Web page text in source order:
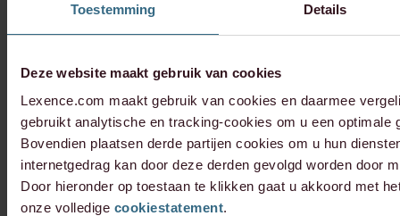
Toestemming Details
Deze website maakt gebruik van cookies
Lexence.com maakt gebruik van cookies en daarmee
gebruikt analytische en tracking-cookies om u een optimale
Bovendien plaatsen derde partijen cookies om u hun
internetgedrag kan door deze derden gevolgd worden door
Door hieronder op toestaan te klikken gaat u akkoord met
onze volledige cookiestatement.